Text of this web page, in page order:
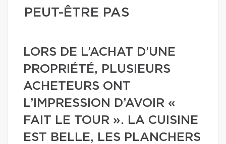
PEUT-ÊTRE PAS
LORS DE L’ACHAT D’UNE
PROPRIÉTÉ, PLUSIEURS
ACHETEURS ONT
L’IMPRESSION D’AVOIR «
FAIT LE TOUR ». LA CUISINE
EST BELLE, LES PLANCHERS